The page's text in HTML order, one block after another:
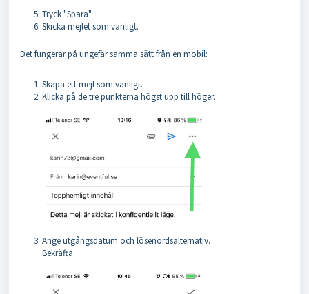
Tryck "Spara"
Skicka mejlet som vanligt.
Det fungerar på ungefär samma sätt från en mobil:
Skapa ett mejl som vanligt.
Klicka på de tre punkterna högst upp till höger.
Ange utgångsdatum och lösenordsalternativ.
Bekräfta.